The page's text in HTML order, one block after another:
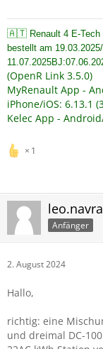
Da woanders die
100er Säule
Grüße aus den
🇦🇹 Renault 4 E-
bestellt am
(OpenR Link 3.5.0)
MyRenault App -
iPhone/iOS: 6.13.1
Kelec App -
1
Anfänger
2. August 2024
Hallo,
richtig: eine
und dreimal DC-